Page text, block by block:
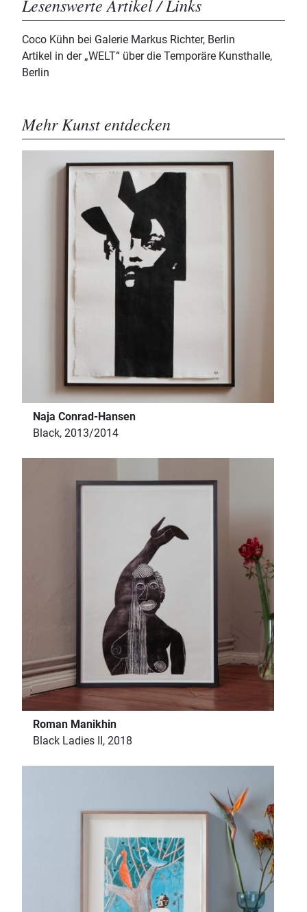
Lesenswerte Artikel / Links
Coco Kühn bei Galerie Markus Richter, Berlin
Artikel in der „WELT“ über die Temporäre Kunsthalle,
Berlin
Mehr Kunst entdecken
Naja Conrad-Hansen
Black, 2013/2014
Roman Manikhin
Black Ladies II, 2018